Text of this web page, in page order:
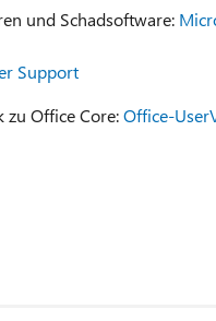
und Schadsoftware:
Support
zu Office Core:Office-